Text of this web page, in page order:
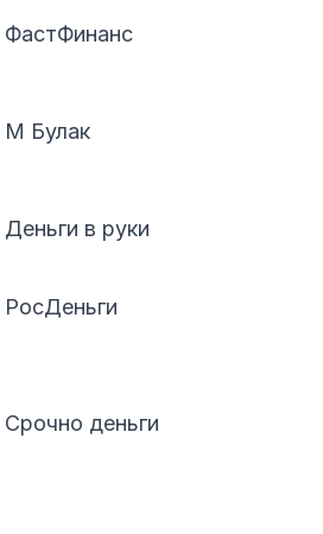
ФастФинанс
М Булак
Деньги в руки
РосДеньги
Срочно деньги